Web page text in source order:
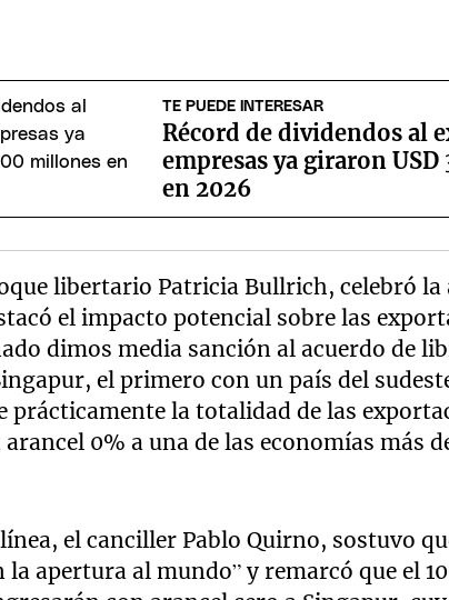
TE PUEDE INTERESAR
Récord de dividendos al
empresas ya giraron
en 2026
libertario Patricia Bullrich, celebró la
el impacto potencial sobre las
dimos media sanción al acuerdo de
el primero con un país del
prácticamente la totalidad de las
0% a una de las economías más
el canciller Pablo Quirno, sostuvo
la apertura al mundo” y remarcó que el